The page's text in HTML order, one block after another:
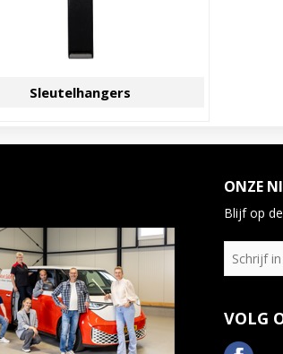
Sleutelhangers
ONZE
Blijf op
VOLG